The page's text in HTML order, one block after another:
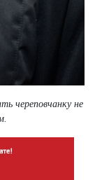
череповчанку не